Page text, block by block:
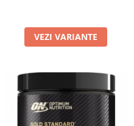
VEZI VARIANTE